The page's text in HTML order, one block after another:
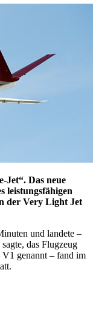
Jet“. Das neue
leistungsfähigen
der Very Light Jet
und landete –
das Flugzeug
genannt – fand im